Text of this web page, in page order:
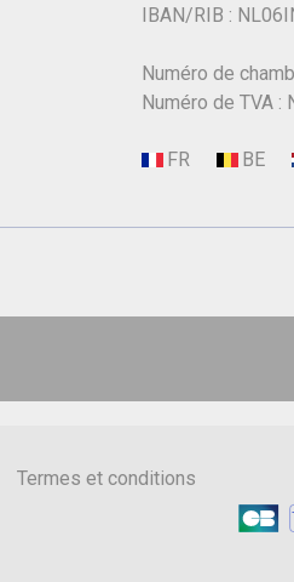
IBAN/RIB :
Numéro de
Numéro de TVA :
Termes et conditions